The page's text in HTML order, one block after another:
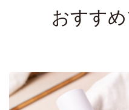
おすす